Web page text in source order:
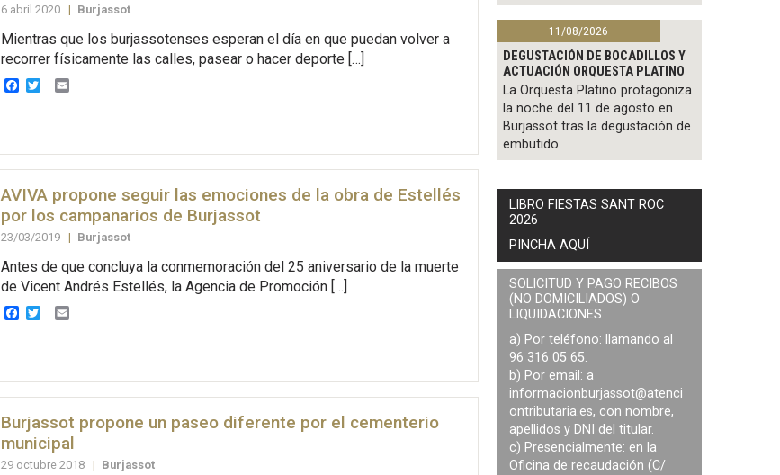
6 abril 2020 | Burjassot
Mientras que los burjassotenses esperan el día en que puedan volver a
recorrer físicamente las calles, pasear o hacer deporte […]
Facebook
TwitterEmail
AVIVA propone seguir las emociones de la obra de Estellés
por los campanarios de Burjassot
23/03/2019 | Burjassot
Antes de que concluya la conmemoración del 25 aniversario de la muerte
de Vicent Andrés Estellés, la Agencia de Promoción […]
Facebook
TwitterEmail
Burjassot propone un paseo diferente por el cementerio
municipal
29 octubre 2018 | Burjassot
11/08/2026
DEGUSTACIÓN DE BOCADILLOS Y
ACTUACIÓN ORQUESTA PLATINO
La Orquesta Platino protagoniza
la noche del 11 de agosto en
Burjassot tras la degustación de
embutido
LIBRO FIESTAS SANT ROC
2026
PINCHA AQUÍ
SOLICITUD Y PAGO RECIBOS
(NO DOMICILIADOS) O
LIQUIDACIONES
a) Por teléfono: llamando al
96 316 05 65.
b) Por email: a
informacionburjassot@atenci
ontributaria.es, con nombre,
apellidos y DNI del titular.
c) Presencialmente: en la
Oficina de recaudación (C/